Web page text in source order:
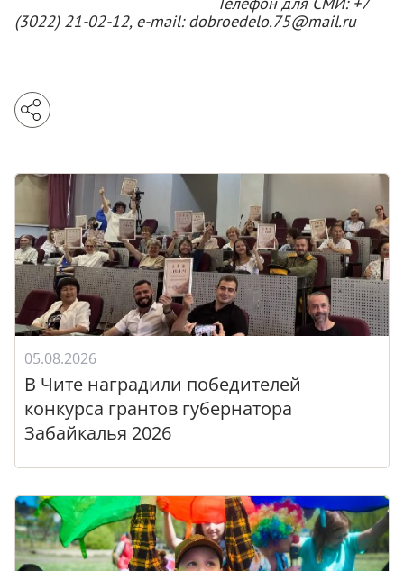
(3022) 21-02-12, e-mail: dobroedelo.75@mail.ru
05.08.2026
В Чите наградили победителей
конкурса грантов губернатора
Забайкалья 2026